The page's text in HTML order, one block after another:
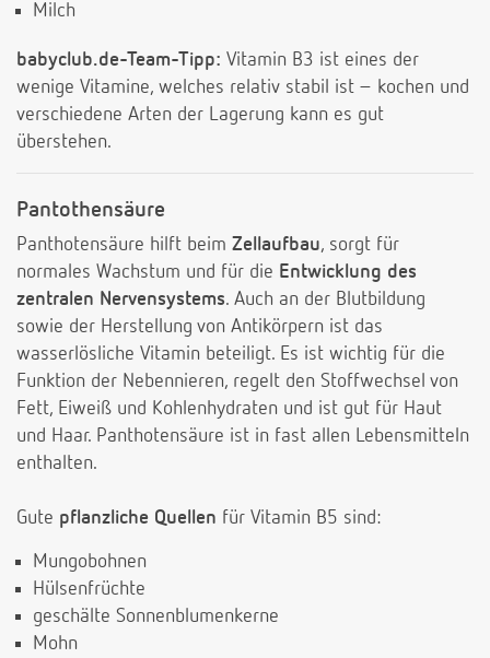
Milch
babyclub.de-Team-Tipp: Vitamin B3 ist eines der
wenige Vitamine, welches relativ stabil ist – kochen und
verschiedene Arten der Lagerung kann es gut
überstehen.
Pantothensäure
Panthotensäure hilft beim Zellaufbau, sorgt für
normales Wachstum und für die Entwicklung des
zentralen Nervensystems. Auch an der Blutbildung
sowie der Herstellung von Antikörpern ist das
wasserlösliche Vitamin beteiligt. Es ist wichtig für die
Funktion der Nebennieren, regelt den Stoffwechsel von
Fett, Eiweiß und Kohlenhydraten und ist gut für Haut
und Haar. Panthotensäure ist in fast allen Lebensmitteln
enthalten.
Gute pflanzliche Quellen für Vitamin B5 sind:
Mungobohnen
Hülsenfrüchte
geschälte Sonnenblumenkerne
Mohn